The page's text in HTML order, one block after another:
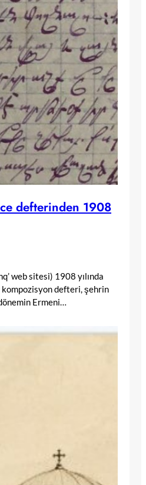
defterinden 1908
web sitesi) 1908 yılında
kompozisyon defteri, şehrin
Ermeni…